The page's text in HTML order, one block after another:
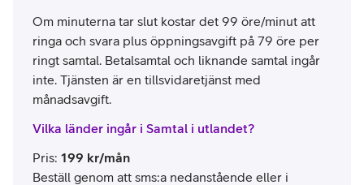
Om minuterna tar slut kostar det 99 öre/minut att
ringa och svara plus öppningsavgift på 79 öre per
ringt samtal. Betalsamtal och liknande samtal ingår
inte. Tjänsten är en tillsvidaretjänst med
månadsavgift.
Vilka länder ingår i Samtal i utlandet?
Pris: 199 kr/mån
Beställ genom att sms:a nedanstående eller i